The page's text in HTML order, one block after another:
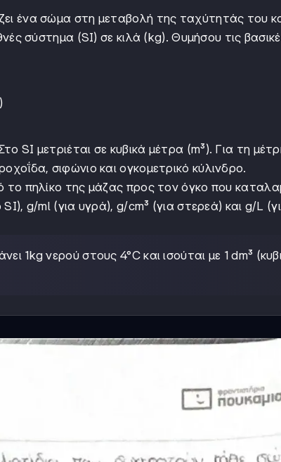
ένα σώμα στη μεταβολή της ταχύτητάς του
σύστημα (SI) σε κιλά (kg). Θυμήσου τις
SI μετριέται σε κυβικά μέτρα (m³). Για τη
σιφώνιο και ογκομετρικό κύλινδρο.
το πηλίκο της μάζας προς τον όγκο που
g/ml (για υγρά), g/cm³ (για στερεά) και g/L
1kg νερού στους 4°C και ισούται με 1 dm³